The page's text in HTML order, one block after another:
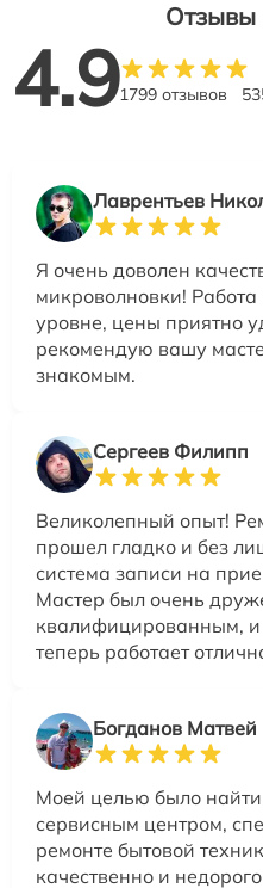
Отзывы
4.91799 отзывов
Лаврентьев
Я очень доволен
микроволновки!
уровне, цены приятно
рекомендую вашу
знакомым.
Сергеев Филипп
Великолепный опыт!
прошел гладко и без
система записи на
Мастер был очень
квалифицированным,
теперь работает
Богданов Матвей
Моей целью было
сервисным центром,
ремонте бытовой
качественно и